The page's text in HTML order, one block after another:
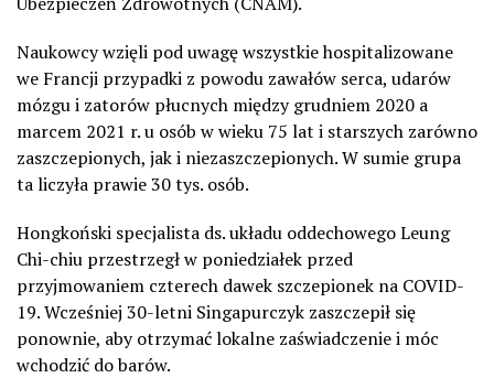
Naukowcy wzięli pod uwagę wszystkie hospitalizowane
we Francji przypadki z powodu zawałów serca, udarów
mózgu i zatorów płucnych między grudniem 2020 a
marcem 2021 r. u osób w wieku 75 lat i starszych zarówno
zaszczepionych, jak i niezaszczepionych. W sumie grupa
ta liczyła prawie 30 tys. osób.
Hongkoński specjalista ds. układu oddechowego Leung
Chi-chiu przestrzegł w poniedziałek przed
przyjmowaniem czterech dawek szczepionek na COVID-
19. Wcześniej 30-letni Singapurczyk zaszczepił się
ponownie, aby otrzymać lokalne zaświadczenie i móc
wchodzić do barów.